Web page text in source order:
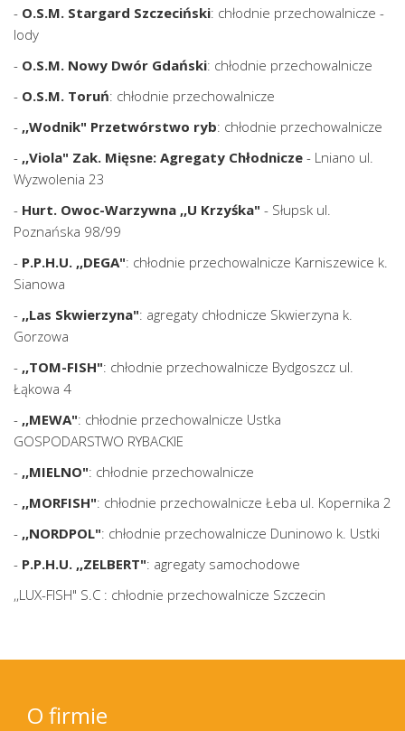
- O.S.M. Stargard Szczeciński: chłodnie przechowalnicze -
lody
- O.S.M. Nowy Dwór Gdański: chłodnie przechowalnicze
- O.S.M. Toruń: chłodnie przechowalnicze
- ,,Wodnik" Przetwórstwo ryb: chłodnie przechowalnicze
- ,,Viola" Zak. Mięsne: Agregaty Chłodnicze - Lniano ul.
Wyzwolenia 23
- Hurt. Owoc-Warzywna ,,U Krzyśka" - Słupsk ul.
Poznańska 98/99
- P.P.H.U. ,,DEGA": chłodnie przechowalnicze Karniszewice k.
Sianowa
- ,,Las Skwierzyna": agregaty chłodnicze Skwierzyna k.
Gorzowa
- ,,TOM-FISH": chłodnie przechowalnicze Bydgoszcz ul.
Łąkowa 4
- ,,MEWA": chłodnie przechowalnicze Ustka
GOSPODARSTWO RYBACKIE
- ,,MIELNO": chłodnie przechowalnicze
- ,,MORFISH": chłodnie przechowalnicze Łeba ul. Kopernika 2
- ,,NORDPOL": chłodnie przechowalnicze Duninowo k. Ustki
- P.P.H.U. ,,ZELBERT": agregaty samochodowe
,,LUX-FISH" S.C : chłodnie przechowalnicze Szczecin
O firmie